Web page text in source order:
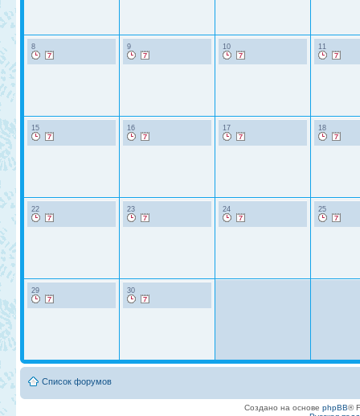
8 9 10 11
15 16 17 18
22 23 24 25
29 30
Список форумов
Создано на основе phpBB®